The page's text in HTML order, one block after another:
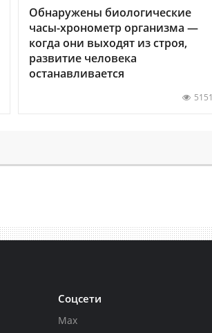
Обнаружены биологические
часы-хронометр организма —
когда они выходят из строя,
развитие человека
останавливается
5151
Соцсети
Max